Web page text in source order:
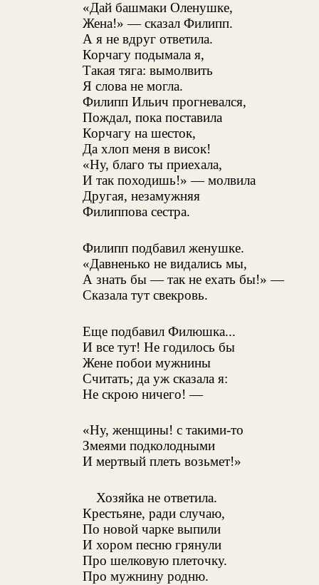
«Дай башмаки Оленушке,
Жена!» — сказал Филипп.
А я не вдруг ответила.
Корчагу подымала я,
Такая тяга: вымолвить
Я слова не могла.
Филипп Ильич прогневался,
Пождал, пока поставила
Корчагу на шесток,
Да хлоп меня в висок!
«Ну, благо ты приехала,
И так походишь!» — молвила
Другая, незамужняя
Филиппова сестра.
Филипп подбавил женушке.
«Давненько не видались мы,
А знать бы — так не ехать бы!» —
Сказала тут свекровь.
Еще подбавил Филюшка...
И все тут! Не годилось бы
Жене побои мужнины
Считать; да уж сказала я:
Не скрою ничего! —
«Ну, женщины! с такими-то
Змеями подколодными
И мертвый плеть возьмет!»
Хозяйка не ответила.
Крестьяне, ради случаю,
По новой чарке выпили
И хором песню грянули
Про шелковую плеточку.
Про мужнину родню.